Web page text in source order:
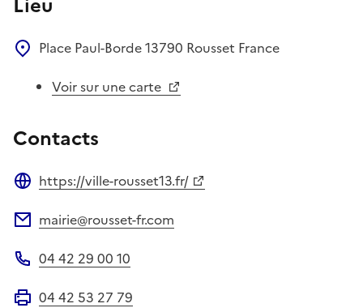
Place Paul-Borde13790 Rousset France
Voir sur une carte
Contacts
https://ville-rousset13.fr/
mairie@rousset-fr.com
04 42 29 00 10
04 42 53 27 79